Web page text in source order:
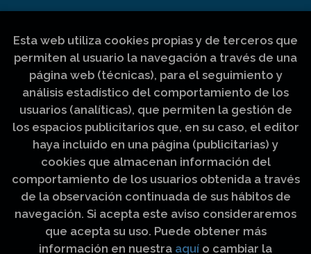
Esta web utiliza cookies propias y de terceros que
permiten al usuario la navegación a través de una
página web (técnicas), para el seguimiento y
análisis estadístico del comportamiento de los
usuarios (analíticas), que permiten la gestión de
los espacios publicitarios que, en su caso, el editor
haya incluido en una página (publicitarias) y
cookies que almacenan información del
comportamiento de los usuarios obtenida a través
de la observación continuada de sus hábitos de
navegación. Si acepta este aviso consideraremos
que acepta su uso. Puede obtener más
información en nuestra aquí o cambiar la